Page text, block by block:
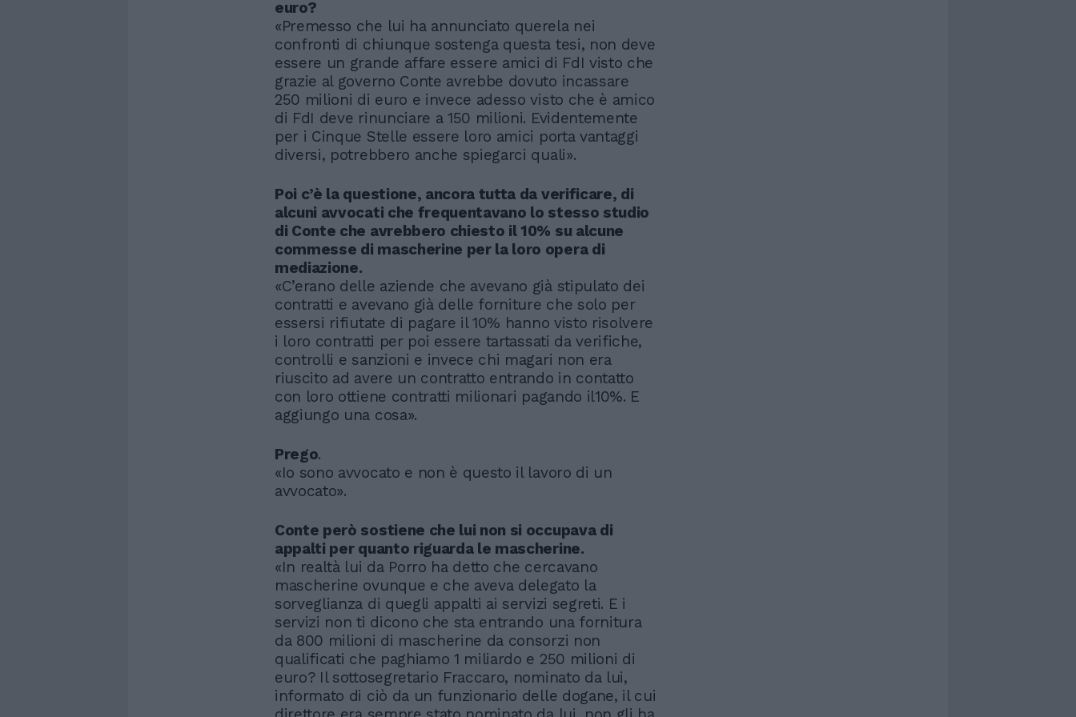
euro?
«Premesso che lui ha annunciato querela nei
confronti di chiunque sostenga questa tesi, non deve
essere un grande affare essere amici di FdI visto che
grazie al governo Conte avrebbe dovuto incassare
250 milioni di euro e invece adesso visto che è amico
di FdI deve rinunciare a 150 milioni. Evidentemente
per i Cinque Stelle essere loro amici porta vantaggi
diversi, potrebbero anche spiegarci quali».
Poi c’è la questione, ancora tutta da verificare, di
alcuni avvocati che frequentavano lo stesso studio
di Conte che avrebbero chiesto il 10% su alcune
commesse di mascherine per la loro opera di
mediazione.
«C’erano delle aziende che avevano già stipulato dei
contratti e avevano già delle forniture che solo per
essersi rifiutate di pagare il 10% hanno visto risolvere
i loro contratti per poi essere tartassati da verifiche,
controlli e sanzioni e invece chi magari non era
riuscito ad avere un contratto entrando in contatto
con loro ottiene contratti milionari pagando il10%. E
aggiungo una cosa».
Prego.
«Io sono avvocato e non è questo il lavoro di un
avvocato».
Conte però sostiene che lui non si occupava di
appalti per quanto riguarda le mascherine.
«In realtà lui da Porro ha detto che cercavano
mascherine ovunque e che aveva delegato la
sorveglianza di quegli appalti ai servizi segreti. E i
servizi non ti dicono che sta entrando una fornitura
da 800 milioni di mascherine da consorzi non
qualificati che paghiamo 1 miliardo e 250 milioni di
euro? Il sottosegretario Fraccaro, nominato da lui,
informato di ciò da un funzionario delle dogane, il cui